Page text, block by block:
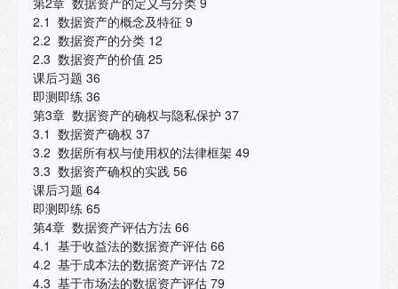
2.1 数据资产的概念及特征 9
2.2 数据资产的分类 12
2.3 数据资产的价值 25
课后习题 36
即测即练 36
第3章 数据资产的确权与隐私保护 37
3.1 数据资产确权 37
3.2 数据所有权与使用权的法律框架 49
3.3 数据资产确权的实践 56
课后习题 64
即测即练 65
第4章 数据资产评估方法 66
4.1 基于收益法的数据资产评估 66
4.2 基于成本法的数据资产评估 72
4.3 基于市场法的数据资产评估 79